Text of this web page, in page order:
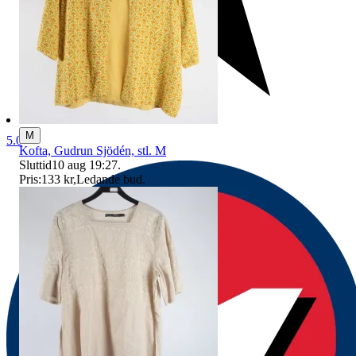
5.0 M
Kofta, Gudrun Sjödén, stl. M
Sluttid10 aug 19:27.
Pris:133 kr,Ledande bud.